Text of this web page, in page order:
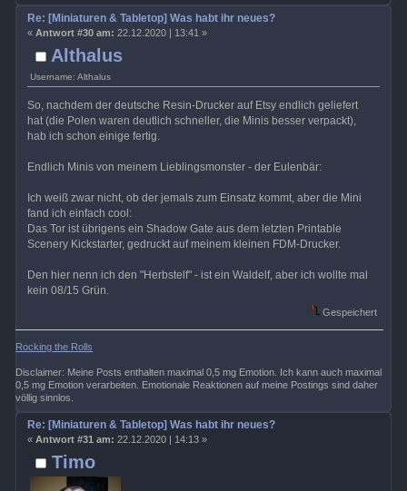
Althalus
Username: Althalus
Re: [Miniaturen & Tabletop] Was habt ihr neues?
« Antwort #30 am: 22.12.2020 | 13:41 »
So, nachdem der deutsche Resin-Drucker auf Etsy endlich geliefert
hat (die Polen waren deutlich schneller, die Minis besser verpackt),
hab ich schon einige fertig.
Endlich Minis von meinem Lieblingsmonster - der Eulenbär:
Ich weiß zwar nicht, ob der jemals zum Einsatz kommt, aber die Mini
fand ich einfach cool:
Das Tor ist übrigens ein Shadow Gate aus dem letzten Printable
Scenery Kickstarter, gedruckt auf meinem kleinen FDM-Drucker.
Den hier nenn ich den "Herbstelf" - ist ein Waldelf, aber ich wollte mal
kein 08/15 Grün.
Gespeichert
Rocking the Rolls
Disclaimer: Meine Posts enthalten maximal 0,5 mg Emotion. Ich kann auch maximal
0,5 mg Emotion verarbeiten. Emotionale Reaktionen auf meine Postings sind daher
völlig sinnlos.
Timo
Re: [Miniaturen & Tabletop] Was habt ihr neues?
« Antwort #31 am: 22.12.2020 | 14:13 »